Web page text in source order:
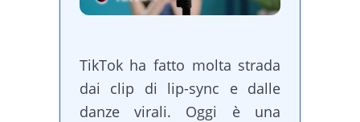
TikTok ha fatto molta strada
dai clip di lip-sync e dalle
danze virali. Oggi è una